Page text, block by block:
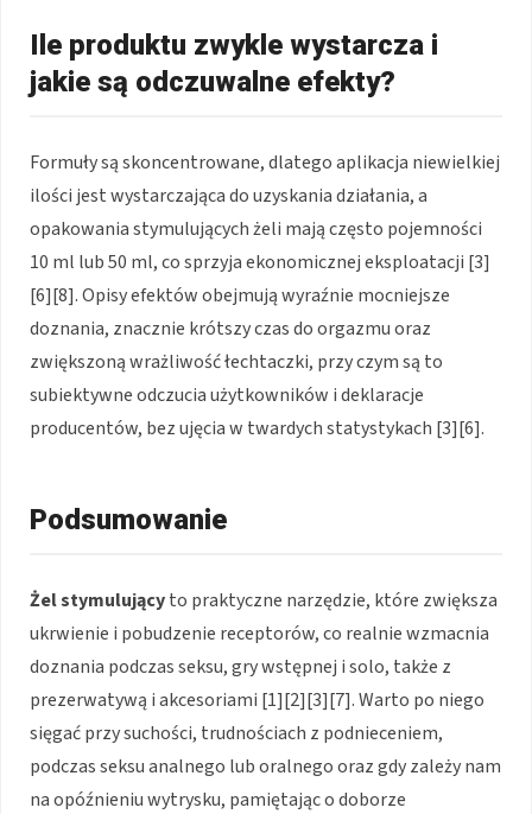
Ile produktu zwykle wystarcza i
jakie są odczuwalne efekty?
Formuły są skoncentrowane, dlatego aplikacja niewielkiej
ilości jest wystarczająca do uzyskania działania, a
opakowania stymulujących żeli mają często pojemności
10 ml lub 50 ml, co sprzyja ekonomicznej eksploatacji [3]
[6][8]. Opisy efektów obejmują wyraźnie mocniejsze
doznania, znacznie krótszy czas do orgazmu oraz
zwiększoną wrażliwość łechtaczki, przy czym są to
subiektywne odczucia użytkowników i deklaracje
producentów, bez ujęcia w twardych statystykach [3][6].
Podsumowanie
Żel stymulującyto praktyczne narzędzie, które zwiększa
ukrwienie i pobudzenie receptorów, co realnie wzmacnia
doznania podczas seksu, gry wstępnej i solo, także z
prezerwatywą i akcesoriami [1][2][3][7]. Warto po niego
sięgać przy suchości, trudnościach z podnieceniem,
podczas seksu analnego lub oralnego oraz gdy zależy nam
na opóźnieniu wytrysku, pamiętając o doborze